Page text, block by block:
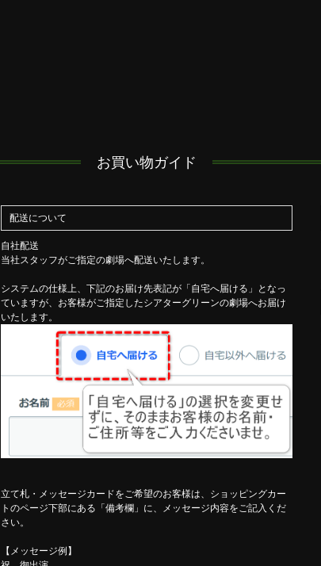
お買い物ガイド
配送について
自社配送
当社スタッフがご指定の劇場へ配送いたします。
システムの仕様上、下記のお届け先表記が「自宅へ届ける」となっ
ていますが、お客様がご指定したシアターグリーンの劇場へお届け
いたします。
立て札・メッセージカードをご希望のお客様は、ショッピングカー
トのページ下部にある「備考欄」に、メッセージ内容をご記入くだ
さい。
【メッセージ例】